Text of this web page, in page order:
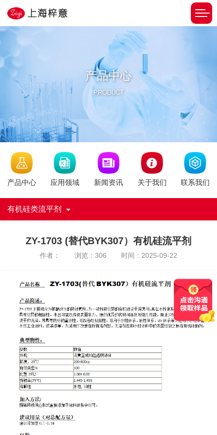
产品中心
PRODUCT
产品中心 应用领域 新闻资讯 关于我们 联系我们
有机硅类流平剂
ZY-1703 (替代BYK307）有机硅流平剂
作者： 浏览：306 时间：2025-09-22